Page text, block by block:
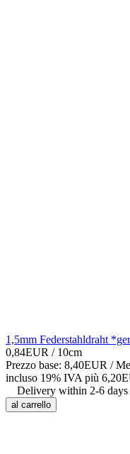
1,5mm Federstahldraht
0,84EUR / 10cm
Prezzo base: 8,40EUR /
incluso 19% IVA più
Delivery within 2-6 days
al carrello